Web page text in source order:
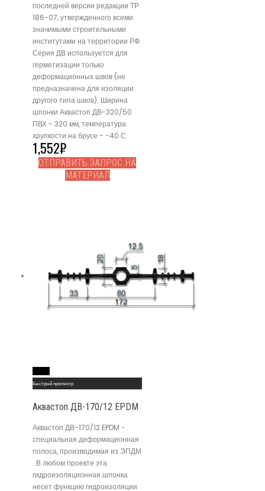
последней версии редакции ТР
186-07, утвержденного всеми
значимыми строительными
институтами на территории РФ.
Серия ДВ используется для
герметизации только
деформационных швов (не
предназначена для изоляции
другого типа швов). Ширина
шпонки Аквастоп ДВ-320/50
ПВХ - 320 мм, температура
хрупкости на брусе - -40 С.
1,552₽
ОТПРАВИТЬ ЗАПРОС НА
МАТЕРИАЛ
Быстрый просмотр
Аквастоп ДВ-170/12 EPDM
Аквастоп ДВ-170/12 EPDM -
специальная деформационная
полоса, производимая из ЭПДМ
. В любом проекте эта
гидроизоляционная шпонка
несет функцию гидроизоляции